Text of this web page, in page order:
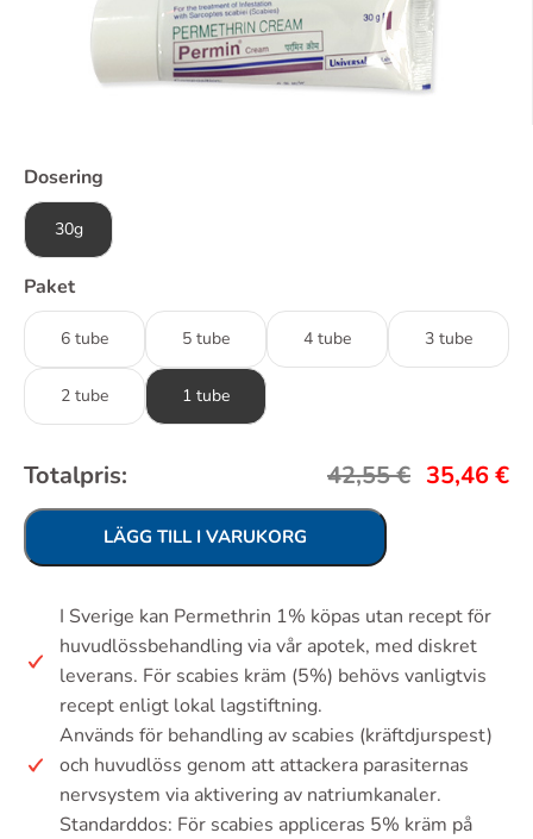
Dosering
30g
Paket
6 tube 5 tube 4 tube 3 tube
2 tube 1 tube
Totalpris: 42,55€ 35,46€
LÄGG TILL I VARUKORG
I Sverige kan Permethrin 1% köpas utan recept för
huvudlössbehandling via vår apotek, med diskret
leverans. För scabies kräm (5%) behövs vanligtvis
recept enligt lokal lagstiftning.
Används för behandling av scabies (kräftdjurspest)
och huvudlöss genom att attackera parasiternas
nervsystem via aktivering av natriumkanaler.
Standarddos: För scabies appliceras 5% kräm på